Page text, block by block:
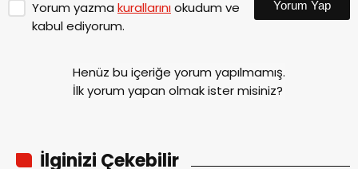
Yorum yazma kurallarınıokudum ve
kabul ediyorum.
Yorum Yap
Henüz bu içeriğe yorum yapılmamış.
İlk yorum yapan olmak ister misiniz?
İlginizi Çekebilir